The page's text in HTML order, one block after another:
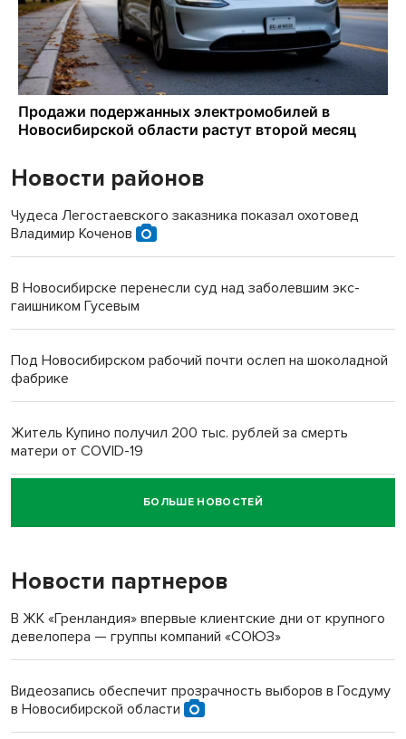
Новости районов
Чудеса Легостаевского заказника показал охотовед
Владимир Коченов
В Новосибирске перенесли суд над заболевшим экс-
гаишником Гусевым
Под Новосибирском рабочий почти ослеп на шоколадной
фабрике
Житель Купино получил 200 тыс. рублей за смерть
матери от COVID-19
Новосибирский суд наказал водителя за смерть
пенсионерки на вокзале
БОЛЬШЕ НОВОСТЕЙ
Новости партнеров
В ЖК «Гренландия» впервые клиентские дни от крупного
девелопера — группы компаний «СОЮЗ»
Видеозапись обеспечит прозрачность выборов в Госдуму
в Новосибирской области